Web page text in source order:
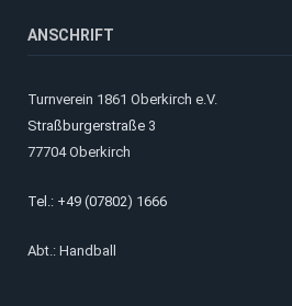
ANSCHRIFT
Turnverein 1861 Oberkirch e.V.
Straßburgerstraße 3
77704 Oberkirch
Tel.: +49 (07802) 1666
Abt.: Handball